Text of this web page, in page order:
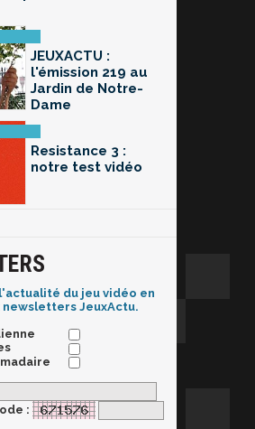
JEUXACTU :
l'émission 219 au
Jardin de Notre-
Dame
Resistance 3 :
notre test vidéo
du jeu vidéo en
newsletters JeuxActu.
: